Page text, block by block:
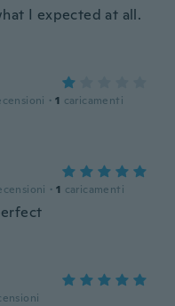
I expected at all.
· 1 caricamenti
· 1 caricamenti